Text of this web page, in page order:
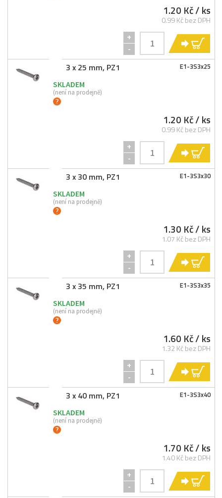
1.20 Kč/ ks
0.99 Kč bez DPH
+
-
E1-3S3x25
3 x 25 mm, PZ1
SKLADEM
(není na prodejně)
1.20 Kč/ ks
0.99 Kč bez DPH
+
-
E1-3S3x30
3 x 30 mm, PZ1
SKLADEM
(není na prodejně)
1.30 Kč/ ks
1.07 Kč bez DPH
+
-
E1-3S3x35
3 x 35 mm, PZ1
SKLADEM
(není na prodejně)
1.60 Kč/ ks
1.32 Kč bez DPH
+
-
E1-3S3x40
3 x 40 mm, PZ1
SKLADEM
(není na prodejně)
1.70 Kč/ ks
1.40 Kč bez DPH
+
-